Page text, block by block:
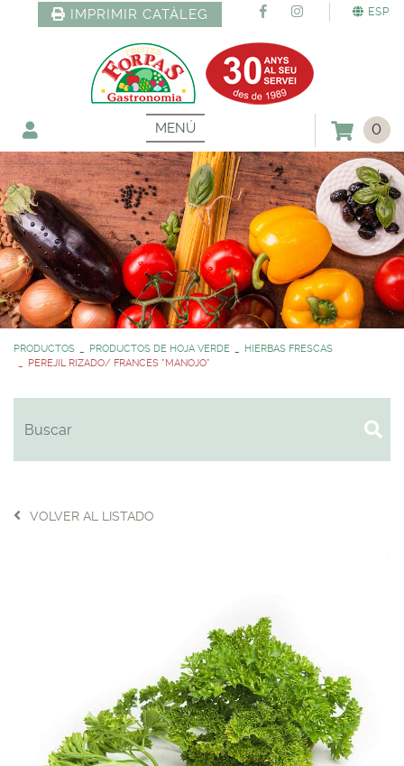
ESP
IMPRIMIR CATÀLEG
MENÚ 0
PRODUCTOS PRODUCTOS DE HOJA VERDE
HIERBAS FRESCAS
PEREJIL RIZADO/ FRANCES *MANOJO*
VOLVER AL LISTADO